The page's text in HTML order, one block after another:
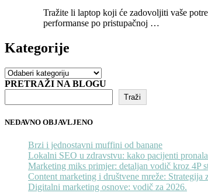
Tražite li laptop koji će zadovoljiti vaše
performanse po pristupačnoj …
Kategorije
Kategorije
PRETRAŽI NA BLOGU
Traži
NEDAVNO OBJAVLJENO
Brzi i jednostavni muffini od banane
Lokalni SEO u zdravstvu: kako pacijenti
Marketing miks primjer: detaljan vodič kroz 4P
Content marketing i društvene mreže: Strategija
Digitalni marketing osnove: vodič za 2026.